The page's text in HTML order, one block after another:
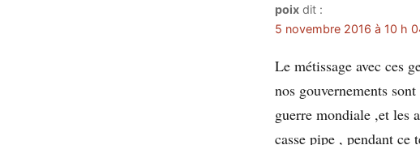
poix dit :
5 novembre 2016 à 10 h
Le métissage avec ces
nos gouvernements
guerre mondiale ,et les
casse pipe , pendant ce